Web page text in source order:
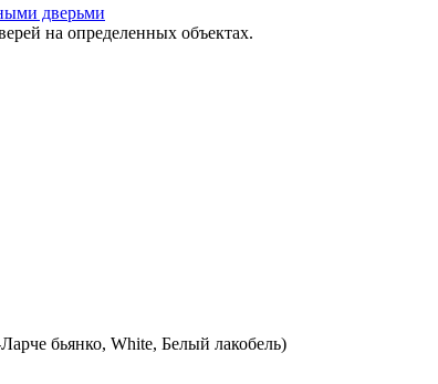
дверьми
на определенных объектах.
бьянко, White, Белый лакобель)